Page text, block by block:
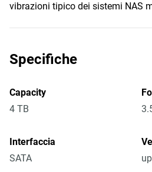
vibrazioni tipico dei sistemi NAS
Specifiche
Capacity
4 TB
Interfaccia
SATA